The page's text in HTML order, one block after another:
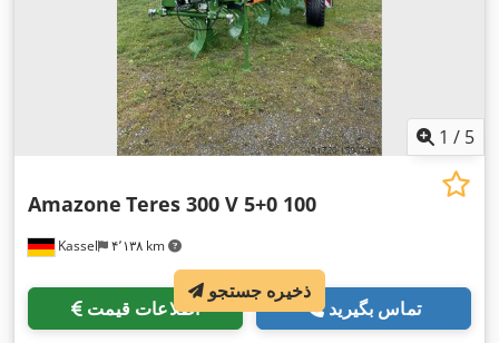
1 / 5
Kassel ۴٬۱۳۸ km
Amazone Teres 300 V 5+0 100
اطلاعات قیمت تماس بگیرید
ذخیره جستجو